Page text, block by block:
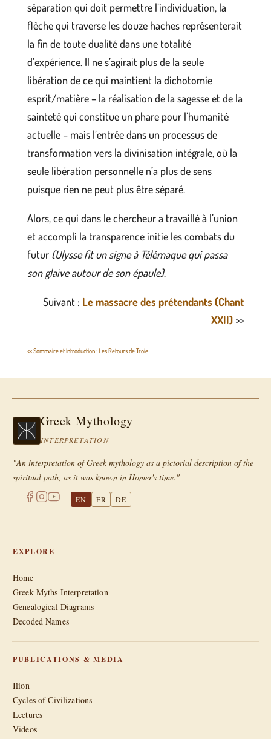
séparation qui doit permettre l’individuation, la
flèche qui traverse les douze haches représenterait
la fin de toute dualité dans une totalité
d’expérience. Il ne s’agirait plus de la seule
libération de ce qui maintient la dichotomie
esprit/matière – la réalisation de la sagesse et de la
sainteté qui constitue un phare pour l’humanité
actuelle – mais l’entrée dans un processus de
transformation vers la divinisation intégrale, où la
seule libération personnelle n’a plus de sens
puisque rien ne peut plus être séparé.
Alors, ce qui dans le chercheur a travaillé à l’union
et accompli la transparence initie les combats du
futur (Ulysse fit un signe à Télémaque qui passa
son glaive autour de son épaule).
Suivant : Le massacre des prétendants (Chant
XXII) >>
<< Sommaire et Introduction : Les Retours de Troie
Greek Mythology
INTERPRETATION
"An interpretation of Greek mythology as a pictorial description of the
spiritual path, as it was known in Homer's time."
EN FR DE
EXPLORE
Home
Greek Myths Interpretation
Genealogical Diagrams
Decoded Names
PUBLICATIONS & MEDIA
Ilion
Cycles of Civilizations
Lectures
Videos